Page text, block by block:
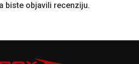
biste objavili recenziju.